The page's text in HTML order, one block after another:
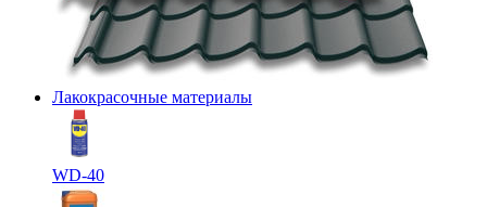
Лакокрасочные материалы
WD-40